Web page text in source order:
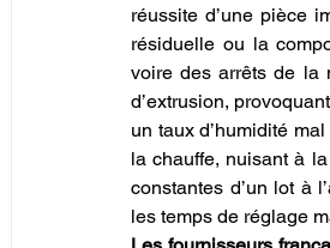
réussite d’une pièce
résiduelle ou la
voire des arrêts de la
d’extrusion,
un taux d’humidité
la chauffe, nuisant à
constantes d’un lot à
les temps de réglage